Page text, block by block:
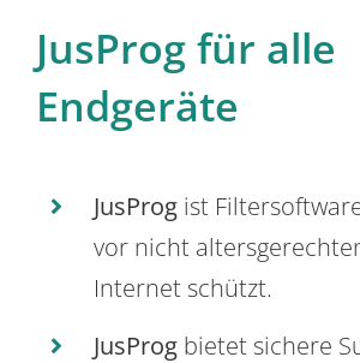
JusProg für alle
Endgeräte
JusProg ist
vor nicht
Internet schützt.
JusProg bietet sichere